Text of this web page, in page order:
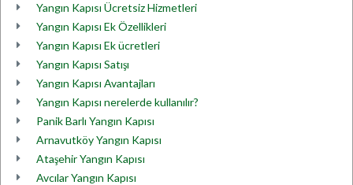
Yangın Kapısı Ücretsiz Hizmetleri
Yangın Kapısı Ek Özellikleri
Yangın Kapısı Ek ücretleri
Yangın Kapısı Satışı
Yangın Kapısı Avantajları
Yangın Kapısı nerelerde kullanılır?
Panik Barlı Yangın Kapısı
Arnavutköy Yangın Kapısı
Ataşehir Yangın Kapısı
Avcılar Yangın Kapısı